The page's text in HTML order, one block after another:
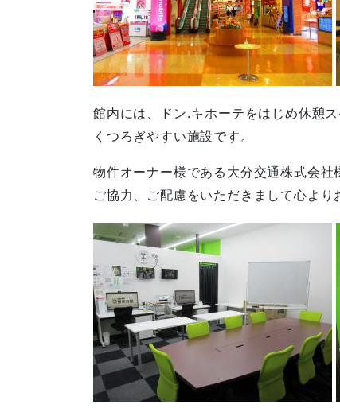
館内には、ドン.キホーテをはじめ休憩
くつろぎやすい施設です。
物件オーナー様である大分交通株式会
ご協力、ご配慮をいただきまして心より